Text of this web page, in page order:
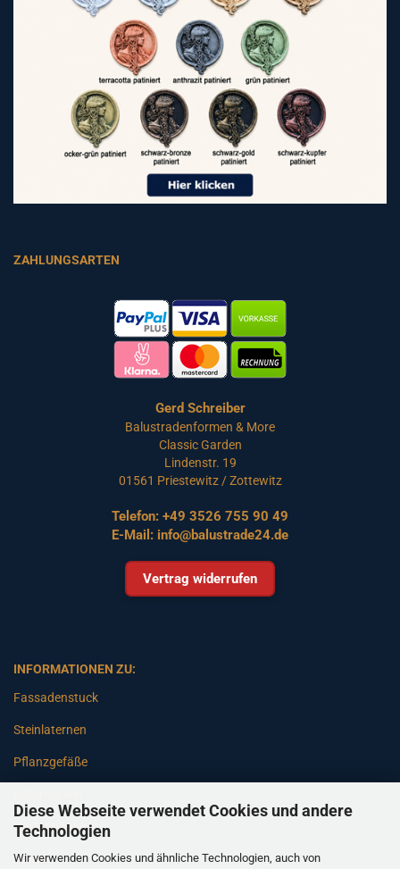
Diese Webseite verwendet Cookies und andere
Technologien
Wir verwenden Cookies und ähnliche Technologien, auch von
ZAHLUNGSARTEN
Gerd Schreiber
Balustradenformen & More
Classic Garden
Lindenstr. 19
01561 Priestewitz / Zottewitz
Telefon: +49 3526 755 90 49
E-Mail: info@balustrade24.de
Vertrag widerrufen
INFORMATIONEN ZU:
Fassadenstuck
Steinlaternen
Pflanzgefäße
Gartenbänke
Pfeiler